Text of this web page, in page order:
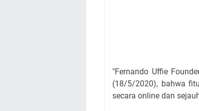
"Fernando Uffie
(18/5/2020), bahwa
secara online dan